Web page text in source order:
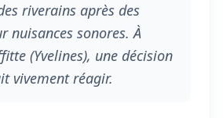
riverains après des
nuisances sonores. À
(Yvelines), une décision
vivement réagir.